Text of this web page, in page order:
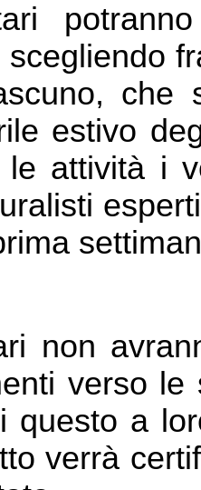
scegliendo
che
estivo
le attività i
non
verso
questo a
verrà